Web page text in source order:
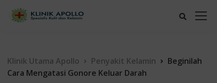
Klinik Utama Apollo Penyakit Kelamin
Beginilah
Cara Mengatasi Gonore Keluar Darah